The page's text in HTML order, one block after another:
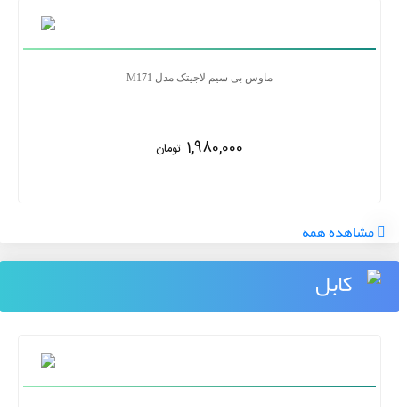
ماوس بی سیم لاجیتک مدل M171
1,980,000 تومان
مشاهده همه
کابل